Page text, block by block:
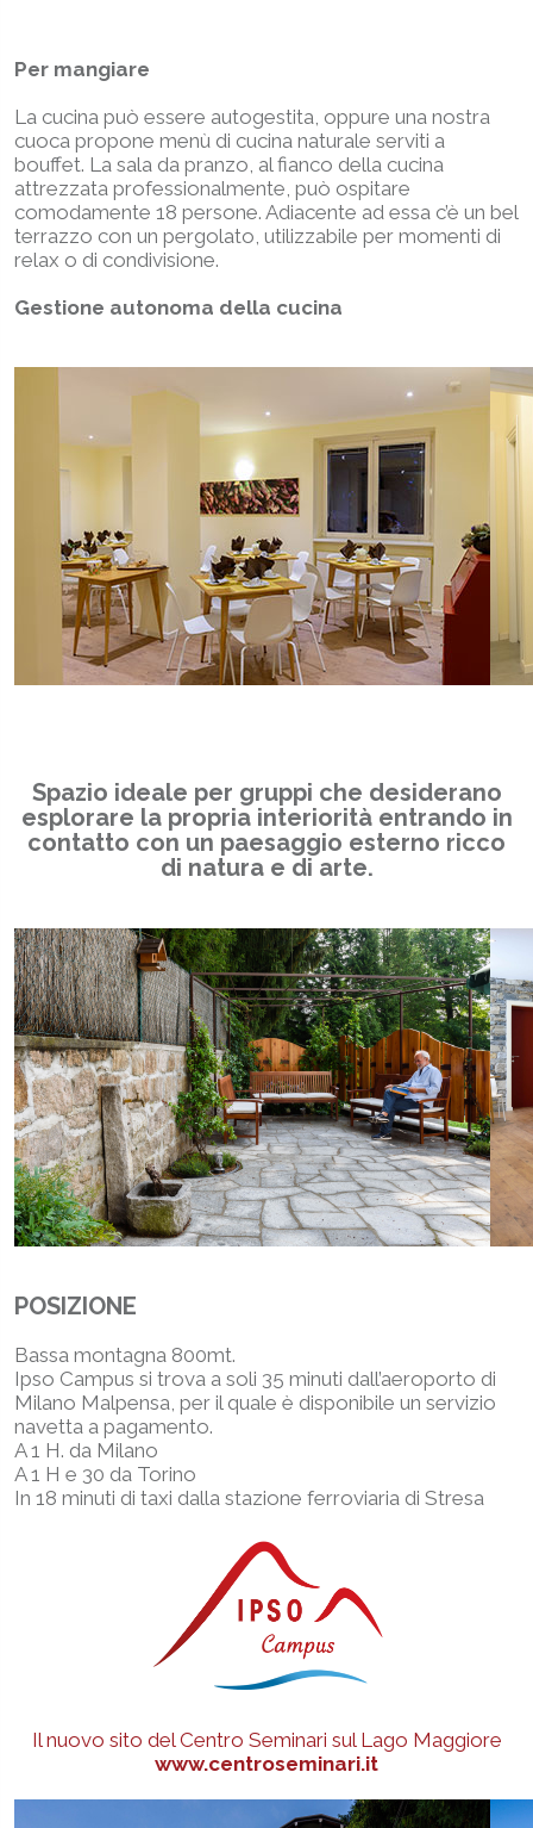
Per mangiare
La cucina può essere autogestita, oppure una nostra
cuoca propone menù di cucina naturale serviti a
bouffet. La sala da pranzo, al fianco della cucina
attrezzata professionalmente, può ospitare
comodamente 18 persone. Adiacente ad essa c’è un bel
terrazzo con un pergolato, utilizzabile per momenti di
relax o di condivisione.
Gestione autonoma della cucina
Spazio ideale per gruppi che desiderano
esplorare la propria interiorità entrando in
contatto con un paesaggio esterno ricco
di natura e di arte.
POSIZIONE
Bassa montagna 800mt.
Ipso Campus si trova a soli 35 minuti dall’aeroporto di
Milano Malpensa, per il quale è disponibile un servizio
navetta a pagamento.
A 1 H. da Milano
A 1 H e 30 da Torino
In 18 minuti di taxi dalla stazione ferroviaria di Stresa
Il nuovo sito del Centro Seminari sul Lago Maggiore
www.centroseminari.it